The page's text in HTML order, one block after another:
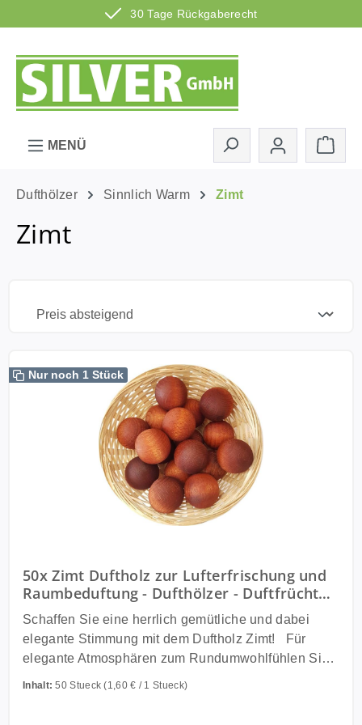
30 Tage Rückgaberecht
Zum Hauptinhalt springen
MENÜ
Dufthölzer Sinnlich Warm Zimt
Zimt
Nur noch 1 Stück
50x Zimt Duftholz zur Lufterfrischung und
Raumbeduftung - Dufthölzer - Duftfrüchte -
Duftkugel
Schaffen Sie eine herrlich gemütliche und dabei
elegante Stimmung mit dem Duftholz Zimt! Für
elegante Atmosphären zum Rundumwohlfühlen Sie
Inhalt:50 Stueck(1,60 € / 1 Stueck)